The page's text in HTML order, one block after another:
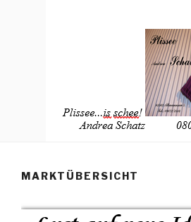
MARKTÜBERSICHT